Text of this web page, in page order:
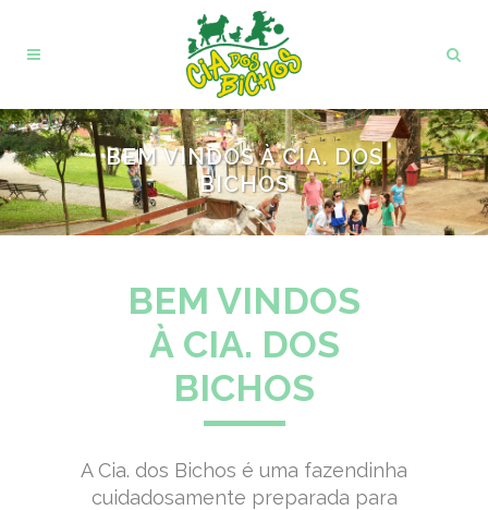
BEM VINDOS À CIA. DOS
BICHOS
BEM VINDOS
À CIA. DOS
BICHOS
A Cia. dos Bichos é uma fazendinha
cuidadosamente preparada para